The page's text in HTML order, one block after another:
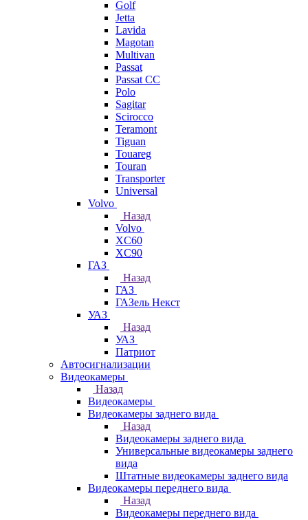
Golf
Jetta
Lavida
Magotan
Multivan
Passat
Passat CC
Polo
Sagitar
Scirocco
Teramont
Tiguan
Touareg
Touran
Transporter
Universal
Volvo
Назад
Volvo
XC60
XC90
ГАЗ
Назад
ГАЗ
ГАЗель Некст
УАЗ
Назад
УАЗ
Патриот
Автосигнализации
Видеокамеры
Назад
Видеокамеры
Видеокамеры заднего вида
Назад
Видеокамеры заднего вида
Универсальные видеокамеры заднего
вида
Штатные видеокамеры заднего вида
Видеокамеры переднего вида
Назад
Видеокамеры переднего вида